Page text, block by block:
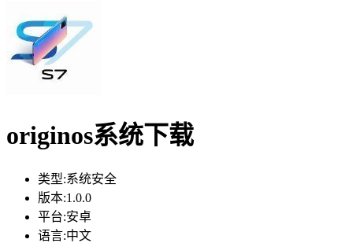
originos系统下载
类型:系统安全
版本:1.0.0
平台:安卓
语言:中文